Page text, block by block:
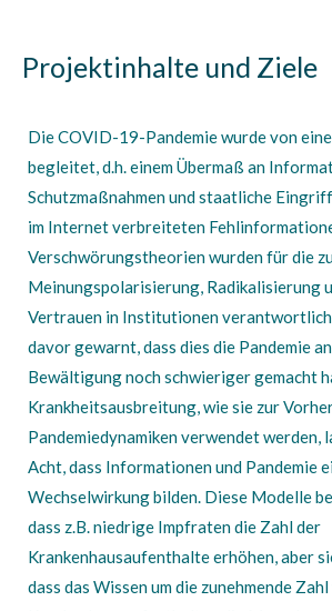
Projektinhalte und Ziele
Die COVID-19-Pandemie wurde von
begleitet, d.h. einem Übermaß an
Schutzmaßnahmen und staatliche
im Internet verbreiteten
Verschwörungstheorien wurden für die
Meinungspolarisierung, Radikalisierung
Vertrauen in Institutionen verantwortlich
davor gewarnt, dass dies die Pandemie
Bewältigung noch schwieriger gemacht
Krankheitsausbreitung, wie sie zur
Pandemiedynamiken verwendet werden,
Acht, dass Informationen und Pandemie
Wechselwirkung bilden. Diese Modelle
dass z.B. niedrige Impfraten die Zahl der
Krankenhausaufenthalte erhöhen, aber
dass das Wissen um die zunehmende